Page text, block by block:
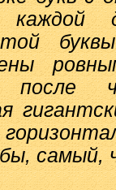
каждой
после
самый,